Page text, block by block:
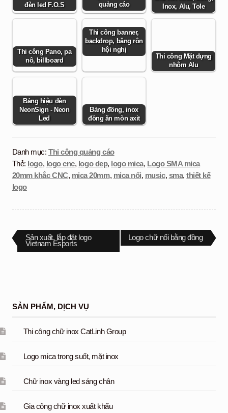
đèn led F.O.S
quảng cáo
Inox, Alu, Tole
Thi công Pano, pa
nô, billboard
Thi công banner,
backdrop, băng rôn
hội nghị
Thi công Mặt dựng
nhôm Alu
Bảng hiệu đèn
NeonSign - Neon
Led
Bảng đồng, inox
đồng ăn mòn axit
Danh mục:Thi công quảng cáo
Thẻ: logo, logo cnc, logo dep, logo mica, Logo SMA mica
20mm khắc CNC, mica 20mm, mica nổi, music, sma,thiết kế
logo
Điều
hướng
Bài
trước:
Sản xuất, lắp đặt logo
Vietnam Esports
Bài
tiếp
Logo chữ nổi bằng đồng
SẢN PHẨM, DỊCH VỤ
Thi công chữ inox CatLinh Group
Logo mica trong suốt, mặt inox
Chữ inox vàng led sáng chân
Gia công chữ inox xuất khẩu